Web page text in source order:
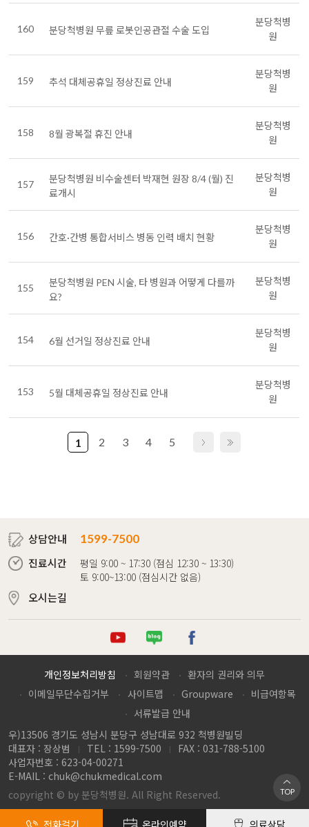
160 분당척병원 무릎 로봇인공관절 수술 도입
분당척병
원
159 추석 대체공휴일 정상진료 안내
분당척병
원
158 8월 광복절 휴진 안내
분당척병
원
157
분당척병원 비수술센터 박재현 원장 8/4 (월) 진
료개시
분당척병
원
156 간호·간병 통합서비스 병동 인력 배치 현황
분당척병
원
155
분당척병원 PEN 시술, 타 병원과 어떻게 다를까
요?
분당척병
원
154 6월 선거일 정상진료 안내
분당척병
원
153 5월 대체공휴일 정상진료 안내
분당척병
원
1 2 3 4 5
상담안내
1599-7500
진료시간
평일 9:00 ~ 17:30 (점심 12:30 ~ 13:30)
토 9:00~13:00 (점심시간 없음)
오시는길
튜브 로그 이스북
개인정보처리방침 회원약관
환자의 권리와 의무
이메일무단수집거부
사이트맵 Groupware
비급여항목
서류발급 안내
우)13506 경기도 성남시 분당구 성남대로 932 척병원빌딩
대표자 : 장상범
TEL : 1599-7500
FAX : 031-788-5100
사업자번호 : 623-04-00271
E-MAIL : chuk@chukmedical.com
copyright © by 분당척병원. All Right Reserved.
TOP
전화걸기 온라인예약 의료상담